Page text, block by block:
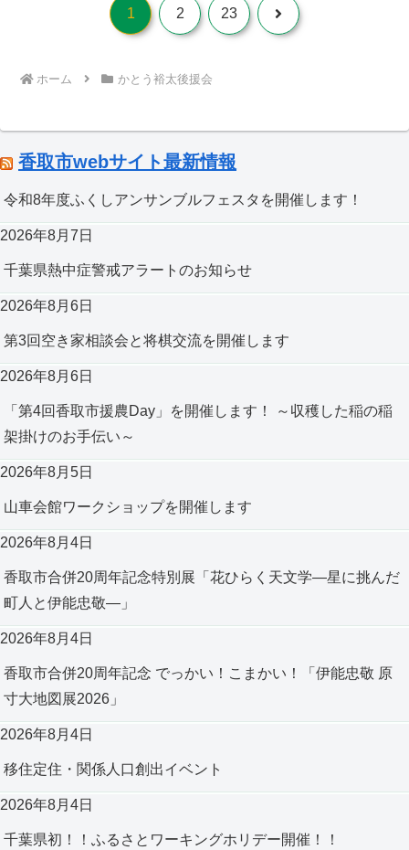
ら幸いです。
1 2 23 次
ホーム かとう裕太後援会
香取市webサイト最新情報
令和8年度ふくしアンサンブルフェスタを開催します！
2026年8月7日
千葉県熱中症警戒アラートのお知らせ
2026年8月6日
第3回空き家相談会と将棋交流を開催します
2026年8月6日
「第4回香取市援農Day」を開催します！ ～収穫した稲の稲
架掛けのお手伝い～
2026年8月5日
山車会館ワークショップを開催します
2026年8月4日
香取市合併20周年記念特別展「花ひらく天文学―星に挑んだ
町人と伊能忠敬―」
2026年8月4日
香取市合併20周年記念 でっかい！こまかい！「伊能忠敬 原
寸大地図展2026」
2026年8月4日
移住定住・関係人口創出イベント
2026年8月4日
千葉県初！！ふるさとワーキングホリデー開催！！